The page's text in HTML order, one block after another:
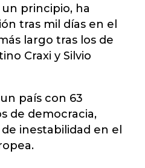
principio, ha
tras mil días en el
largo tras los de
Craxi y Silvio
país con 63
de democracia,
inestabilidad en el